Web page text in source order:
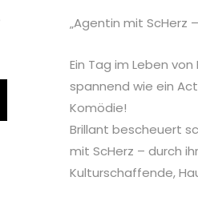
„Agentin mit ScHerz
Ein Tag im Leben
spannend wie ein
Komödie!
Brillant bescheuert
mit ScHerz – durch
Kulturschaffende,